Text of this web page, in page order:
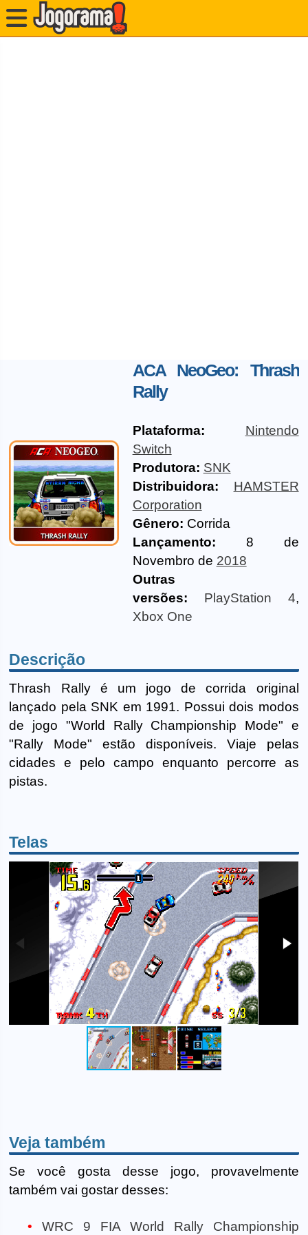
ACA NeoGeo: Thrash
Rally
Plataforma:
Nintendo
Switch
Produtora: SNK
Distribuidora:
HAMSTER
Corporation
Gênero: Corrida
Lançamento: 8 de
Novembro de 2018
Outras
versões:
PlayStation 4,
Xbox One
Descrição
Thrash Rally é um jogo de corrida original
lançado pela SNK em 1991. Possui dois modos
de jogo "World Rally Championship Mode" e
"Rally Mode" estão disponíveis. Viaje pelas
cidades e pelo campo enquanto percorre as
pistas.
Telas
Veja também
Se você gosta desse jogo, provavelmente
também vai gostar desses:
WRC 9 FIA World Rally Championship